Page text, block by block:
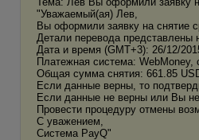
"Уважаемый(ая) Лев,
Вы оформили заявку на снятие
Детали перевода представлены
Дата и время (GMT+3): 26/12/
Платежная система: WebMoney,
Общая сумма снятия: 661.85
Если данные верны, то
Если данные не верны или Вы
Провести процедуру отмены
С уважением,
Система PayQ"